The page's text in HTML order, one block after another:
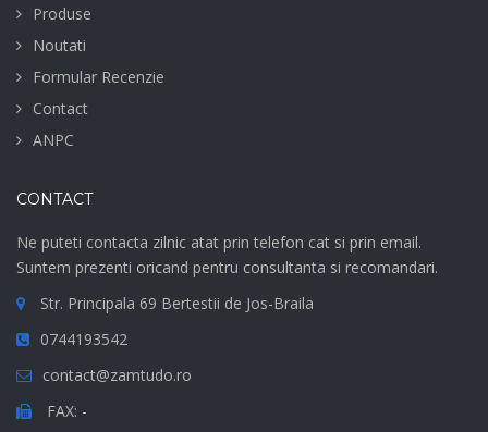
Produse
Noutati
Formular Recenzie
Contact
ANPC
CONTACT
Ne puteti contacta zilnic atat prin telefon cat si prin email.
Suntem prezenti oricand pentru consultanta si recomandari.
Str. Principala 69 Bertestii de Jos-Braila
0744193542
contact@zamtudo.ro
FAX: -